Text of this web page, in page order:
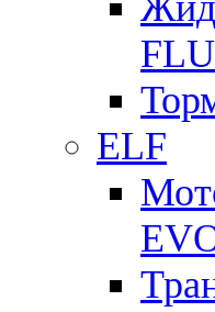
ELF